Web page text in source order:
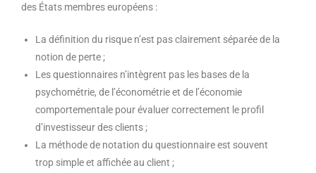
des États membres européens :
La définition du risque n’est pas clairement séparée de la
notion de perte ;
Les questionnaires n’intègrent pas les bases de la
psychométrie, de l’économétrie et de l’économie
comportementale pour évaluer correctement le profil
d’investisseur des clients ;
La méthode de notation du questionnaire est souvent
trop simple et affichée au client ;